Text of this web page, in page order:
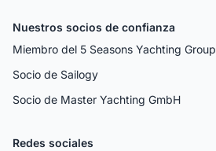
Nuestros socios de confianza
Miembro del 5 Seasons Yachting Group
Socio de Sailogy
Socio de Master Yachting GmbH
Redes sociales